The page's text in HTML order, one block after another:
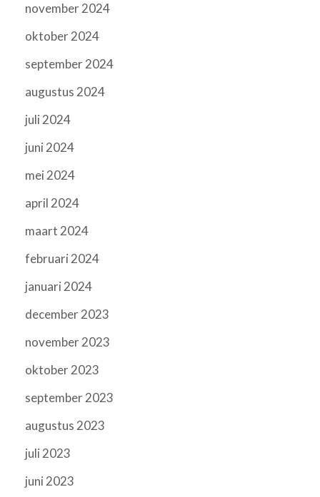
november 2024
oktober 2024
september 2024
augustus 2024
juli 2024
juni 2024
mei 2024
april 2024
maart 2024
februari 2024
januari 2024
december 2023
november 2023
oktober 2023
september 2023
augustus 2023
juli 2023
juni 2023